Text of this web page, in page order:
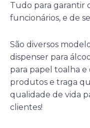
Tudo para garantir
funcionários, e de
São diversos
dispenser para
para papel toalha e
produtos e traga
qualidade de vida
clientes!